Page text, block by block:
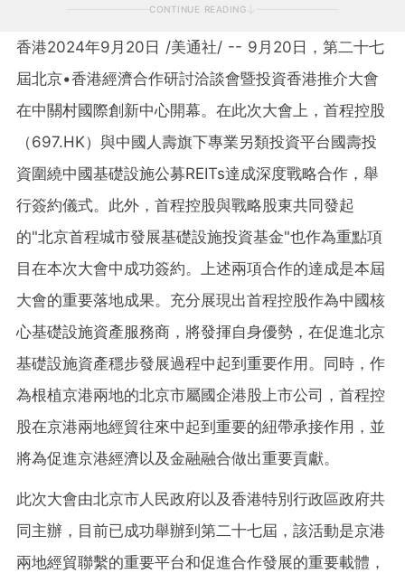
CONTINUE READING
香港2024年9月20日 /美通社/ -- 9月20日，第二十七
屆北京•香港經濟合作研討洽談會暨投資香港推介大會
在中關村國際創新中心開幕。在此次大會上，首程控股
（697.HK）與中國人壽旗下專業另類投資平台國壽投
資圍繞中國基礎設施公募REITs達成深度戰略合作，舉
行簽約儀式。此外，首程控股與戰略股東共同發起
的"北京首程城市發展基礎設施投資基金"也作為重點項
目在本次大會中成功簽約。上述兩項合作的達成是本屆
大會的重要落地成果。充分展現出首程控股作為中國核
心基礎設施資產服務商，將發揮自身優勢，在促進北京
基礎設施資產穩步發展過程中起到重要作用。同時，作
為根植京港兩地的北京市屬國企港股上市公司，首程控
股在京港兩地經貿往來中起到重要的紐帶承接作用，並
將為促進京港經濟以及金融融合做出重要貢獻。
此次大會由北京市人民政府以及香港特別行政區政府共
同主辦，目前已成功舉辦到第二十七屆，該活動是京港
兩地經貿聯繫的重要平台和促進合作發展的重要載體，